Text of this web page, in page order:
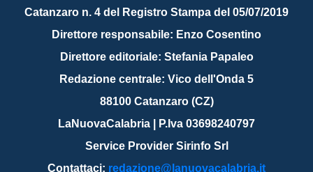
Catanzaro n. 4 del Registro Stampa del 05/07/2019
Direttore responsabile: Enzo Cosentino
Direttore editoriale: Stefania Papaleo
Redazione centrale: Vico dell'Onda 5
88100 Catanzaro (CZ)
LaNuovaCalabria | P.Iva 03698240797
Service Provider Sirinfo Srl
Contattaci: redazione@lanuovacalabria.it